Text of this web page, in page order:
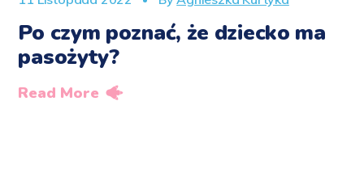
Po czym poznać, że dziecko ma
pasożyty?
Read More